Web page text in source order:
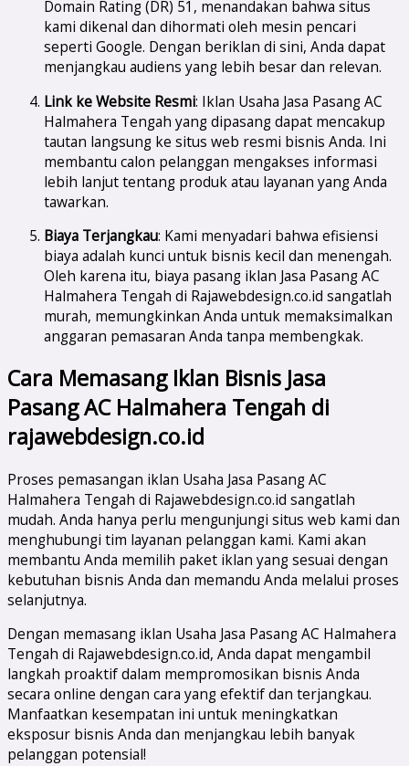
Domain Rating (DR) 51, menandakan bahwa situs
kami dikenal dan dihormati oleh mesin pencari
seperti Google. Dengan beriklan di sini, Anda dapat
menjangkau audiens yang lebih besar dan relevan.
Link ke Website Resmi: Iklan Usaha Jasa Pasang AC
Halmahera Tengah yang dipasang dapat mencakup
tautan langsung ke situs web resmi bisnis Anda. Ini
membantu calon pelanggan mengakses informasi
lebih lanjut tentang produk atau layanan yang Anda
tawarkan.
Biaya Terjangkau: Kami menyadari bahwa efisiensi
biaya adalah kunci untuk bisnis kecil dan menengah.
Oleh karena itu, biaya pasang iklan Jasa Pasang AC
Halmahera Tengah di Rajawebdesign.co.id sangatlah
murah, memungkinkan Anda untuk memaksimalkan
anggaran pemasaran Anda tanpa membengkak.
Cara Memasang Iklan Bisnis Jasa
Pasang AC Halmahera Tengah di
rajawebdesign.co.id
Proses pemasangan iklan Usaha Jasa Pasang AC
Halmahera Tengah di Rajawebdesign.co.id sangatlah
mudah. Anda hanya perlu mengunjungi situs web kami dan
menghubungi tim layanan pelanggan kami. Kami akan
membantu Anda memilih paket iklan yang sesuai dengan
kebutuhan bisnis Anda dan memandu Anda melalui proses
selanjutnya.
Dengan memasang iklan Usaha Jasa Pasang AC Halmahera
Tengah di Rajawebdesign.co.id, Anda dapat mengambil
langkah proaktif dalam mempromosikan bisnis Anda
secara online dengan cara yang efektif dan terjangkau.
Manfaatkan kesempatan ini untuk meningkatkan
eksposur bisnis Anda dan menjangkau lebih banyak
pelanggan potensial!